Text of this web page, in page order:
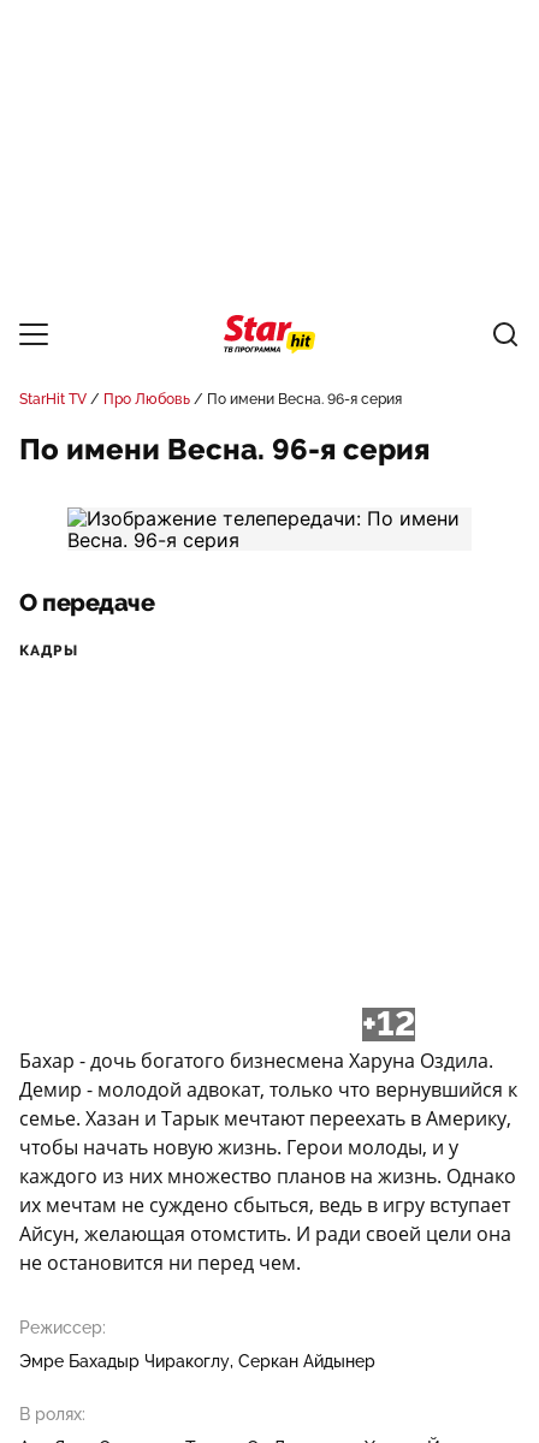
StarHit TV Про Любовь По имени Весна. 96-я серия
По имени Весна. 96-я серия
О передаче
КАДРЫ
+12
Бахар - дочь богатого бизнесмена Харуна Оздила.
Демир - молодой адвокат, только что вернувшийся к
семье. Хазан и Тарык мечтают переехать в Америку,
чтобы начать новую жизнь. Герои молоды, и у
каждого из них множество планов на жизнь. Однако
их мечтам не суждено сбыться, ведь в игру вступает
Айсун, желающая отомстить. И ради своей цели она
не остановится ни перед чем.
Режиссер:
Эмре Бахадыр Чиракоглу Серкан Айдынер
В ролях: